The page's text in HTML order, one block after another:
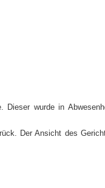
wurde in
Der Ansicht des